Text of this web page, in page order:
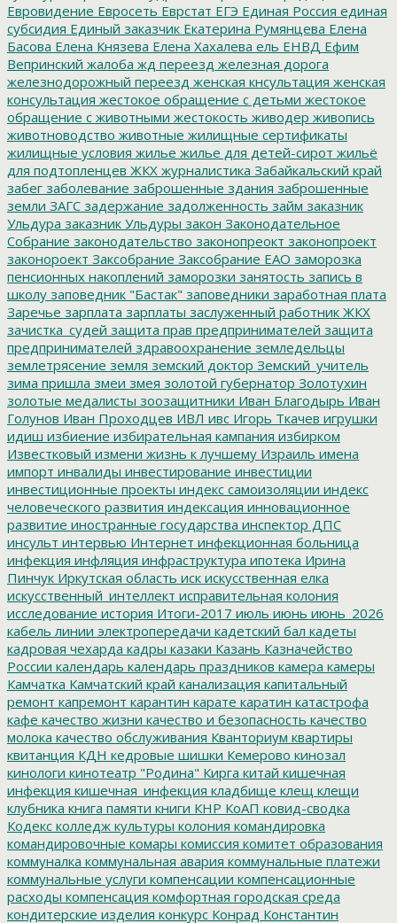
Евровидение Евросеть Еврстат ЕГЭ Единая Россия единая
субсидия Единый заказчик Екатерина Румянцева Елена
Басова Елена Князева Елена Хахалева ель ЕНВД Ефим
Вепринский жалоба жд переезд железная дорога
железнодорожный переезд женская кнсультация женская
консультация жестокое обращение с детьми жестокое
обращение с животными жестокость живодер живопись
животноводство животные жилищные сертификаты
жилищные условия жилье жилье для детей-сирот жильё
для подтопленцев ЖКХ журналистика Забайкальский край
забег заболевание заброшенные здания заброшенные
земли ЗАГС задержание задолженность займ заказник
Ульдура заказник Ульдуры закон Законодательное
Собрание законодательство законопреокт законопроект
законороект Заксобрание Заксобрание ЕАО заморозка
пенсионных накоплений заморозки занятость запись в
школу заповедник "Бастак" заповедники заработная плата
Заречье зарплата зарплаты заслуженный работник ЖКХ
зачистка_судей защита прав предпринимателей защита
предпринимателей здравоохранение земледельцы
землетрясение земля земский доктор Земский_учитель
зима пришла змеи змея золотой губернатор Золотухин
золотые медалисты зоозащитники Иван Благодырь Иван
Голунов Иван Проходцев ИВЛ ивс Игорь Ткачев игрушки
идиш избиение избирательная кампания избирком
Известковый измени жизнь к лучшему Израиль имена
импорт инвалиды инвестирование инвестиции
инвестиционные проекты индекс самоизоляции индекс
человеческого развития индексация инновационное
развитие иностранные государства инспектор ДПС
инсульт интервью Интернет инфекционная больница
инфекция инфляция инфраструктура ипотека Ирина
Пинчук Иркутская область иск искусственная елка
искусственный_интеллект исправительная колония
исследование история Итоги-2017 июль июнь июнь_2026
кабель линии электропередачи кадетский бал кадеты
кадровая чехарда кадры казаки Казань Казначейство
России календарь календарь праздников камера камеры
Камчатка Камчатский край канализация капитальный
ремонт капремонт карантин карате каратин катастрофа
кафе качество жизни качество и безопасность качество
молока качество обслуживания Кванториум квартиры
квитанция КДН кедровые шишки Кемерово кинозал
кинологи кинотеатр "Родина" Кирга китай кишечная
инфекция кишечная_инфекция кладбище клещ клещи
клубника книга памяти книги КНР КоАП ковид-сводка
Кодекс колледж культуры колония командировка
командировочные комары комиссия комитет образования
коммуналка коммунальная авария коммунальные платежи
коммунальные услуги компенсации компенсационные
расходы компенсация комфортная городская среда
кондитерские изделия конкурс Конрад Константин